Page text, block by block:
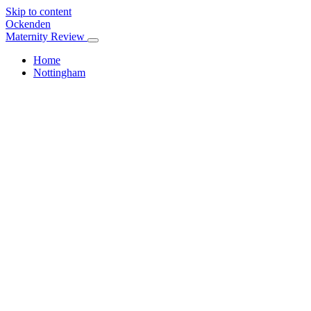
Skip to content
Ockenden
Maternity Review
Home
Nottingham